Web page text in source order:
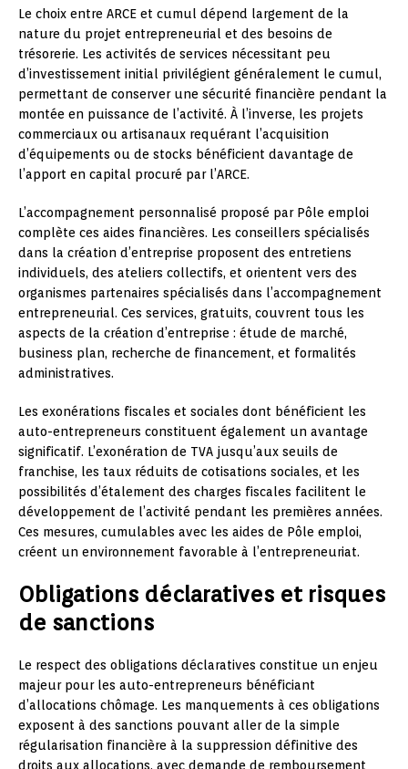
Le choix entre ARCE et cumul dépend largement de la
nature du projet entrepreneurial et des besoins de
trésorerie. Les activités de services nécessitant peu
d’investissement initial privilégient généralement le cumul,
permettant de conserver une sécurité financière pendant la
montée en puissance de l’activité. À l’inverse, les projets
commerciaux ou artisanaux requérant l’acquisition
d’équipements ou de stocks bénéficient davantage de
l’apport en capital procuré par l’ARCE.
L’accompagnement personnalisé proposé par Pôle emploi
complète ces aides financières. Les conseillers spécialisés
dans la création d’entreprise proposent des entretiens
individuels, des ateliers collectifs, et orientent vers des
organismes partenaires spécialisés dans l’accompagnement
entrepreneurial. Ces services, gratuits, couvrent tous les
aspects de la création d’entreprise : étude de marché,
business plan, recherche de financement, et formalités
administratives.
Les exonérations fiscales et sociales dont bénéficient les
auto-entrepreneurs constituent également un avantage
significatif. L’exonération de TVA jusqu’aux seuils de
franchise, les taux réduits de cotisations sociales, et les
possibilités d’étalement des charges fiscales facilitent le
développement de l’activité pendant les premières années.
Ces mesures, cumulables avec les aides de Pôle emploi,
créent un environnement favorable à l’entrepreneuriat.
Obligations déclaratives et risques
de sanctions
Le respect des obligations déclaratives constitue un enjeu
majeur pour les auto-entrepreneurs bénéficiant
d’allocations chômage. Les manquements à ces obligations
exposent à des sanctions pouvant aller de la simple
régularisation financière à la suppression définitive des
droits aux allocations, avec demande de remboursement